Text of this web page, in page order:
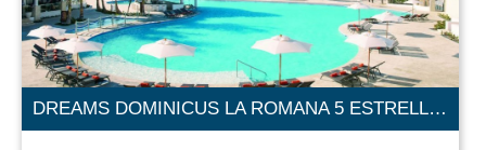
DREAMS DOMINICUS LA ROMANA 5 ESTRELLAS